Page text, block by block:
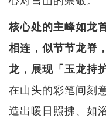
核心处的主峰如龙
相连，似节节龙脊
龙，展现「玉龙持
在山头的彩笔间刻
造出暖日照拂、如